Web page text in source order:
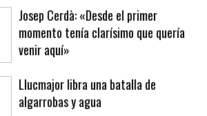
Josep Cerdà: «Desde el primer
momento tenía clarísimo que quería
venir aquí»
Llucmajor libra una batalla de
algarrobas y agua